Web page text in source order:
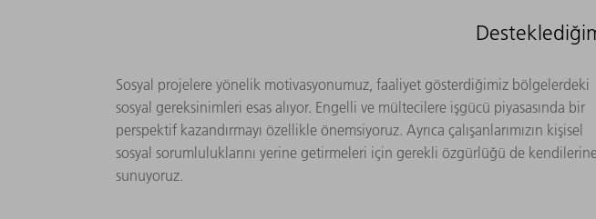
Sosyal projelere yönelik motivasyonumuz, faaliyet gösterdiğimiz bölgelerdeki
sosyal gereksinimleri esas alıyor. Engelli ve mültecilere işgücü piyasasında bir
perspektif kazandırmayı özellikle önemsiyoruz. Ayrıca çalışanlarımızın kişisel
sosyal sorumluluklarını yerine getirmeleri için gerekli özgürlüğü de
sunuyoruz.